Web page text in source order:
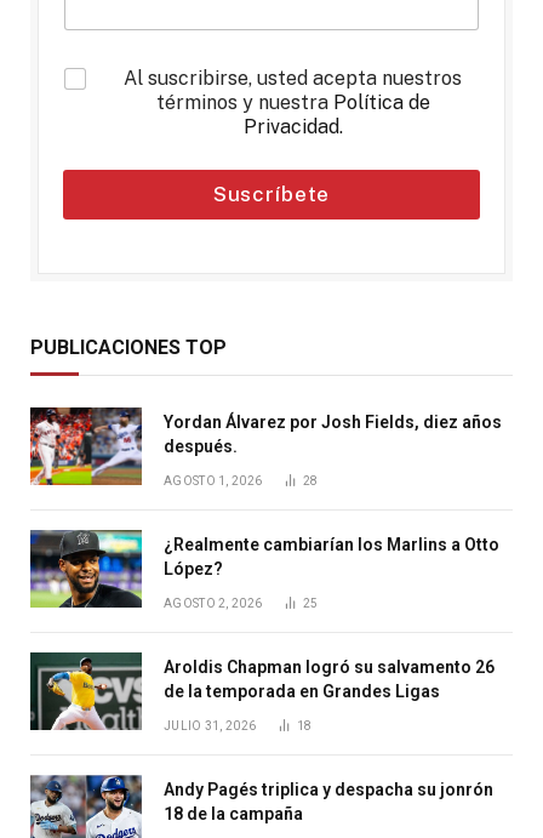
*
Al suscribirse, usted acepta nuestros
términos y nuestra Política de
Privacidad.
Suscríbete
PUBLICACIONES TOP
Yordan Álvarez por Josh Fields, diez años
después.
AGOSTO 1, 2026 28
¿Realmente cambiarían los Marlins a Otto
López?
AGOSTO 2, 2026 25
Aroldis Chapman logró su salvamento 26
de la temporada en Grandes Ligas
JULIO 31, 2026 18
Andy Pagés triplica y despacha su jonrón
18 de la campaña